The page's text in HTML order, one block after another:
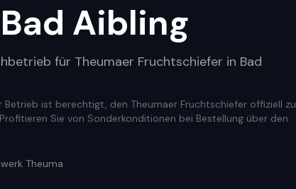
Bad Aibling
für Theumaer Fruchtschiefer in Bad
ist berechtigt, den Theumaer Fruchtschiefer offiziell zu
Sie von Sonderkonditionen bei Bestellung über den
Theuma